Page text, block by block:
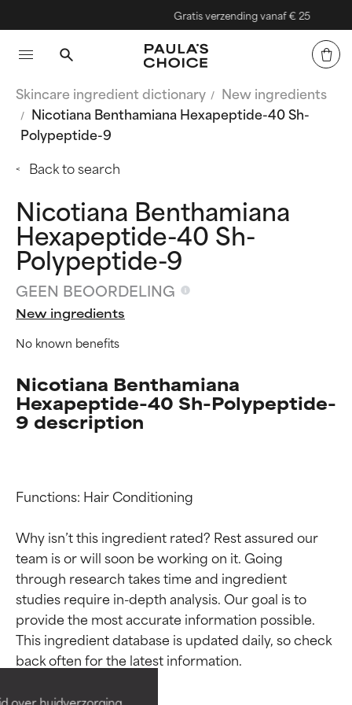
Gratis verzending vanaf € 25
Skincare ingredient dictionary
New ingredients
Nicotiana Benthamiana Hexapeptide-40 Sh-
Polypeptide-9
Back to search
Nicotiana Benthamiana
Hexapeptide-40 Sh-
Polypeptide-9
GEEN BEOORDELING
New ingredients
No known benefits
Nicotiana Benthamiana
Hexapeptide-40 Sh-Polypeptide-
9 description
Functions: Hair Conditioning
Why isn’t this ingredient rated? Rest assured our
team is or will soon be working on it. Going
through research takes time and ingredient
studies require in-depth analysis. Our goal is to
provide the most accurate information possible.
This ingredient database is updated daily, so check
Beoordelingen van
ingrediënten
Bewezen en ondersteund door
Beoordelingen van
ingrediënten
Bewezen en ondersteund door